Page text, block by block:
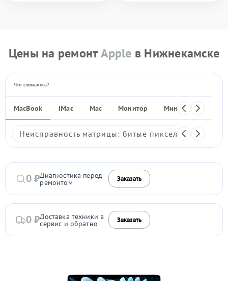
Цены на ремонтApple в Нижнекамске
Что сломалось?
MacBook iMac Mac Монитор Мини ПК
Неисправность матрицы: битые пиксели,
0 ₽Диагностика перед
ремонтом Заказать
0 ₽Доставка техники в
сервис и обратно Заказать